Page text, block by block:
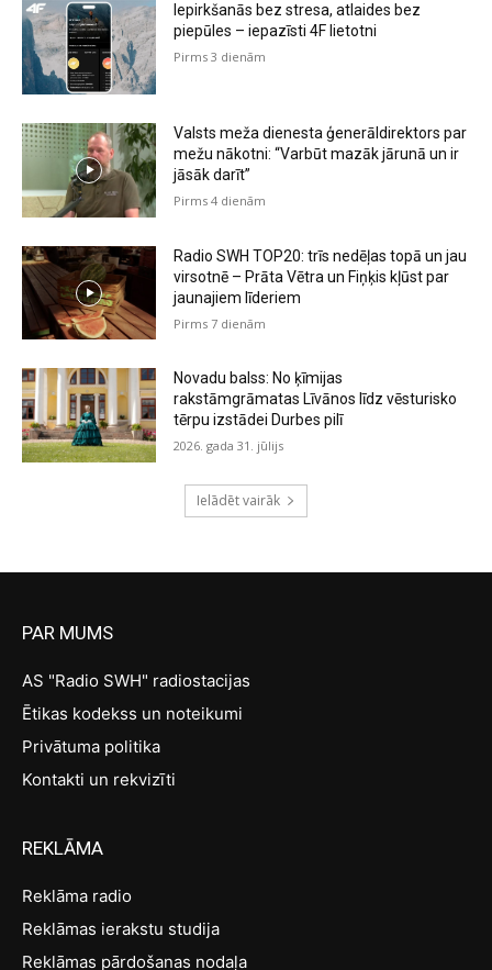
Iepirkšanās bez stresa, atlaides bez
piepūles – iepazīsti 4F lietotni
Pirms 3 dienām
Valsts meža dienesta ģenerāldirektors par
mežu nākotni: “Varbūt mazāk jārunā un ir
jāsāk darīt”
Pirms 4 dienām
Radio SWH TOP20: trīs nedēļas topā un jau
virsotnē – Prāta Vētra un Fiņķis kļūst par
jaunajiem līderiem
Pirms 7 dienām
Novadu balss: No ķīmijas
rakstāmgrāmatas Līvānos līdz vēsturisko
tērpu izstādei Durbes pilī
2026. gada 31. jūlijs
Ielādēt vairāk
PAR MUMS
AS "Radio SWH" radiostacijas
Ētikas kodekss un noteikumi
Privātuma politika
Kontakti un rekvizīti
REKLĀMA
Reklāma radio
Reklāmas ierakstu studija
Reklāmas pārdošanas nodaļa